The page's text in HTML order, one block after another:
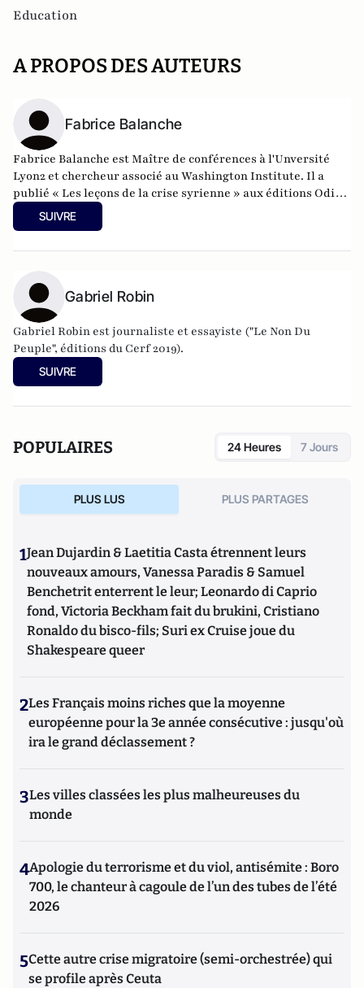
Education
A PROPOS DES AUTEURS
Fabrice Balanche
Fabrice Balanche est Maître de conférences à l'Unversité
Lyon2 et chercheur associé au Washington Institute. Il a
publié « Les leçons de la crise syrienne » aux éditions Odile
Jacob, 2024, pour lequel il a obtenu le prix de Géopolitique
2024 de la part du ministère de la Défense.
SUIVRE
Gabriel Robin
Gabriel Robin est journaliste et essayiste ("Le Non Du
Peuple", éditions du Cerf 2019).
SUIVRE
POPULAIRES 24 Heures 7 Jours
PLUS LUS PLUS PARTAGES
1Jean Dujardin & Laetitia Casta étrennent leurs
nouveaux amours, Vanessa Paradis & Samuel
Benchetrit enterrent le leur; Leonardo di Caprio
fond, Victoria Beckham fait du brukini, Cristiano
Ronaldo du bisco-fils; Suri ex Cruise joue du
Shakespeare queer
2Les Français moins riches que la moyenne
européenne pour la 3e année consécutive : jusqu'où
ira le grand déclassement ?
3Les villes classées les plus malheureuses du
monde
4Apologie du terrorisme et du viol, antisémite : Boro
700, le chanteur à cagoule de l’un des tubes de l’été
2026
5Cette autre crise migratoire (semi-orchestrée) qui
se profile après Ceuta